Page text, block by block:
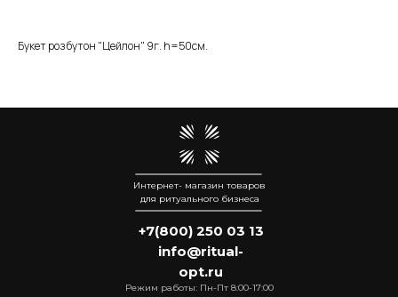
Букет роз бутон "Цейлон" 9г. h=50см.
Режим работы: Пн-Пт 8:00-17:00
Интернет- магазин товаров
для ритуального бизнеса
+7(800) 250 03 13
info@ritual-
opt.ru